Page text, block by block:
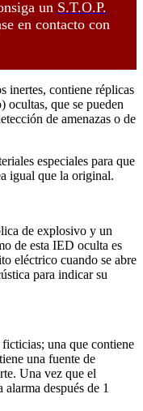
un S.T.O.P.
en contacto con
inertes, contiene réplicas
que se pueden
de amenazas o de
especiales para que
igual que la original.
de explosivo y un
de esta IED oculta es
eléctrico cuando se abre
para indicar su
una que contiene
una fuente de
Una vez que el
después de 1